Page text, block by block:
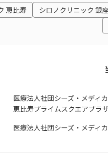
恵比寿 シロノクリニック 銀
医療法人社団シーズ・メディ
恵比寿プライムスクエアプラ
医療法人社団シーズ・メディ